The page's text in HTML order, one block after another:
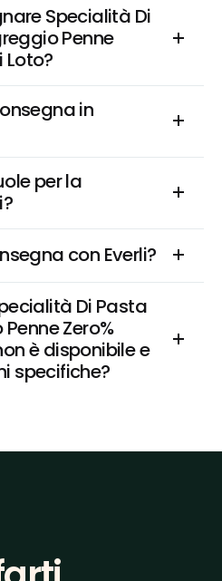
Specialità Di
Penne
Loto?
in
per la
con Everli?
Di Pasta
Zero%
è disponibile e
specifiche?